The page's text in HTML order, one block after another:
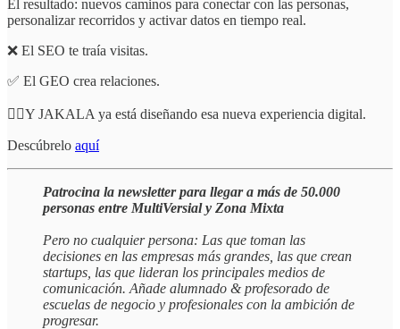
El resultado: nuevos caminos para conectar con las personas,
personalizar recorridos y activar datos en tiempo real.
❌ El SEO te traía visitas.
✅ El GEO crea relaciones.
👍🏻Y JAKALA ya está diseñando esa nueva experiencia digital.
Descúbrelo aquí
Patrocina la newsletter para llegar a más de 50.000
personas entre MultiVersial y Zona Mixta
Pero no cualquier persona: Las que toman las
decisiones en las empresas más grandes, las que crean
startups, las que lideran los principales medios de
comunicación. Añade alumnado & profesorado de
escuelas de negocio y profesionales con la ambición de
progresar.